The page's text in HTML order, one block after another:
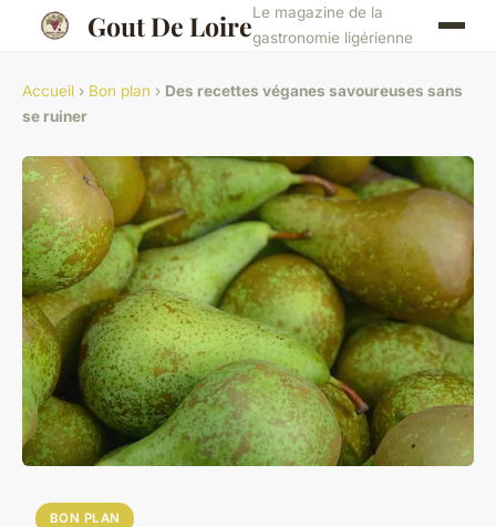
Gout De LoireLe magazine de la
gastronomie ligérienne
Accueil › Bon plan › Des recettes véganes savoureuses sans
se ruiner
BON PLAN